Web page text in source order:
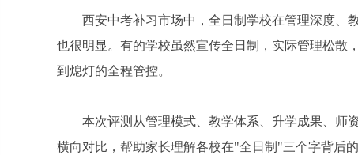
西安中考补习市场中，全日制学校在管理深度、
也很明显。有的学校虽然宣传全日制，实际管理松散
到熄灯的全程管控。
本次评测从管理模式、教学体系、升学成果、师
横向对比，帮助家长理解各校在"全日制"三个字背后的